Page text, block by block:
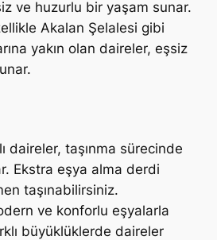
ve huzurlu bir yaşam sunar.
Akalan Şelalesi gibi
yakın olan daireler, eşsiz
daireler, taşınma sürecinde
Ekstra eşya alma derdi
taşınabilirsiniz.
ve konforlu eşyalarla
büyüklüklerde daireler